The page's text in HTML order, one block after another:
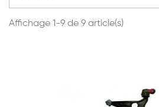
Affichage 1-9 de 9 article(s)